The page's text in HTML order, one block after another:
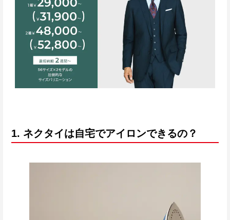
1. ネクタイは自宅でアイロンできるの？